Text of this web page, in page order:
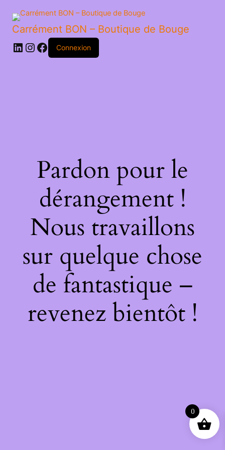
Carrément BON – Boutique de Bouge
LinkedIn
Instagram
Facebook
Connexion
Pardon pour le
dérangement !
Nous travaillons
sur quelque chose
de fantastique –
revenez bientôt !
0
CERISE
CRUMBLE